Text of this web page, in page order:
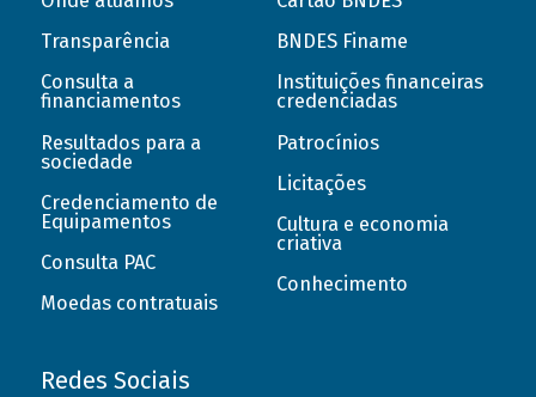
Transparência
Consulta a
financiamentos
Resultados para a
sociedade
Credenciamento de
Equipamentos
Consulta PAC
Moedas contratuais
BNDES Finame
Instituições financeiras
credenciadas
Patrocínios
Licitações
Cultura e economia
criativa
Conhecimento
Redes Sociais